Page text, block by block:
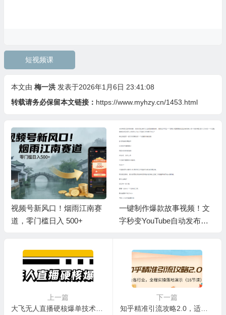
短视频课
本文由 梅一洪 发表于2026年1月6日 23:41:08
转载请务必保留本文链接： https://www.myhzy.cn/1453.html
视频号新风口！烟雨江南赛
道，零门槛日入 500+
一键制作爆款故事视频！文
字秒变YouTube自动发布的
上一篇
大飞无人直播硬核爆单技术，轻松玩转无人直播
下一篇
知乎精准引流攻略2.0，适合各行业，全程实操落地演示（16节课）